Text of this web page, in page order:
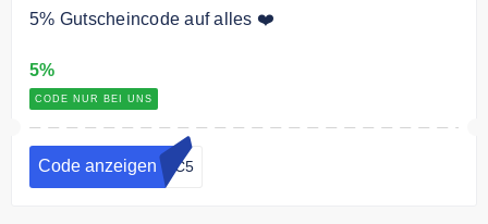
5% Gutscheincode auf alles ❤️
5%
CODE NUR BEI UNS
Code anzeigen GC5